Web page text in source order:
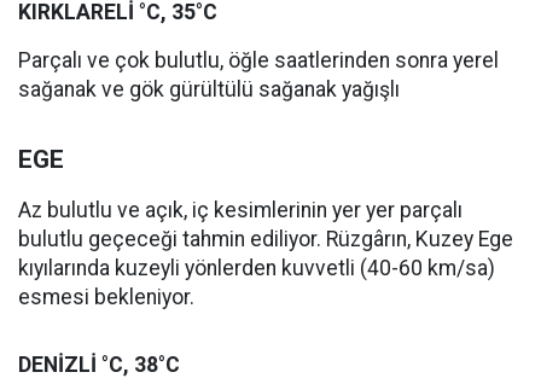
KIRKLARELİ °C, 35°C
Parçalı ve çok bulutlu, öğle saatlerinden sonra yerel
sağanak ve gök gürültülü sağanak yağışlı
EGE
Az bulutlu ve açık, iç kesimlerinin yer yer parçalı
bulutlu geçeceği tahmin ediliyor. Rüzgârın, Kuzey Ege
kıyılarında kuzeyli yönlerden kuvvetli (40-60 km/sa)
esmesi bekleniyor.
DENİZLİ °C, 38°C